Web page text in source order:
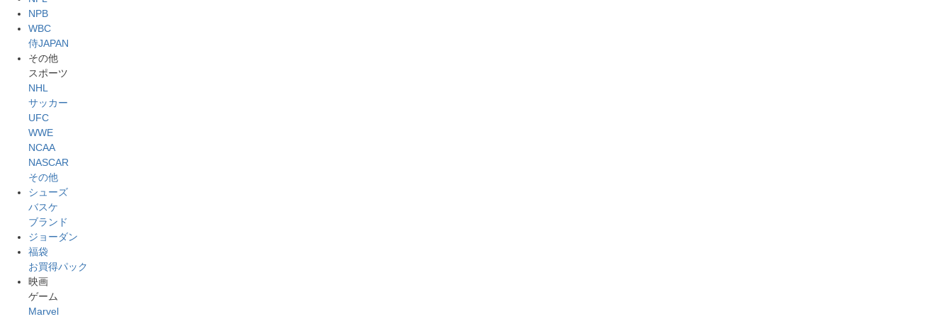
NPB
WBC
侍JAPAN
その他
スポーツ
NHL
サッカー
UFC
WWE
NCAA
NASCAR
その他
シューズ
バスケ
ブランド
ジョーダン
福袋
お買得パック
映画
ゲーム
Marvel